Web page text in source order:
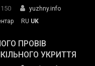
силових
та
органів:
«Наш
150
yuzhny.info
on
ДСНС
власноруч
RU UK
ПРОВІВ
УКРИТТЯ